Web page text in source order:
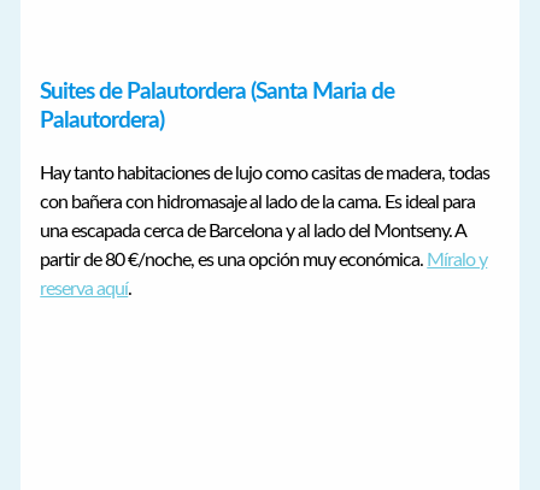
Suites de Palautordera (Santa Maria de
Palautordera)
Hay tanto habitaciones de lujo como casitas de madera, todas
con bañera con hidromasaje al lado de la cama. Es ideal para
una escapada cerca de Barcelona y al lado del Montseny. A
partir de 80 €/noche, es una opción muy económica. Míralo y
reserva aquí.